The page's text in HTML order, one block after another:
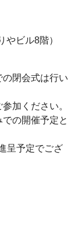
やビル8階）
閉会式は行い
加ください。
の開催予定と
呈予定でござ